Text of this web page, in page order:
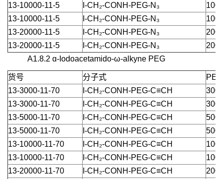
13-10000-11-5
I-CH₂-CONH-PEG-N₃
13-10000-11-5
I-CH₂-CONH-PEG-N₃
13-20000-11-5
I-CH₂-CONH-PEG-N₃
13-20000-11-5
I-CH₂-CONH-PEG-N₃
A1.8.2 ɑ-Iodoacetamido-ω-alkyne PEG
货号 分子式
13-3000-11-70
I-CH₂-CONH-PEG-C≡CH
13-3000-11-70
I-CH₂-CONH-PEG-C≡CH
13-5000-11-70
I-CH₂-CONH-PEG-C≡CH
13-5000-11-70
I-CH₂-CONH-PEG-C≡CH
13-10000-11-70
I-CH₂-CONH-PEG-C≡CH
13-10000-11-70
I-CH₂-CONH-PEG-C≡CH
13-20000-11-70
I-CH₂-CONH-PEG-C≡CH